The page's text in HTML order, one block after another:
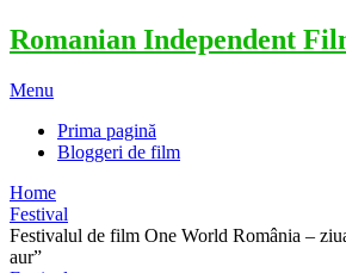
Romanian Independent
Menu
Prima pagină
Bloggeri de film
Home
Festival
Festivalul de film One World România –
aur”